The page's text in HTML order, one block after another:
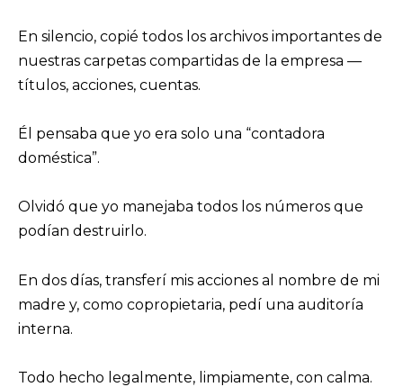
En silencio, copié todos los archivos importantes de
nuestras carpetas compartidas de la empresa —
títulos, acciones, cuentas.
Él pensaba que yo era solo una “contadora
doméstica”.
Olvidó que yo manejaba todos los números que
podían destruirlo.
En dos días, transferí mis acciones al nombre de mi
madre y, como copropietaria, pedí una auditoría
interna.
Todo hecho legalmente, limpiamente, con calma.